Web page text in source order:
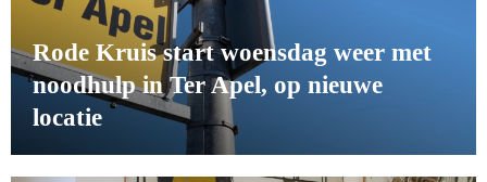
Rode Kruis start woensdag weer met
noodhulp in Ter Apel, op nieuwe
locatie